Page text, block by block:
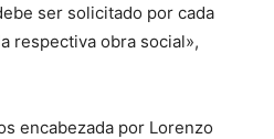
ser solicitado por cada
respectiva obra social»,
encabezada por Lorenzo